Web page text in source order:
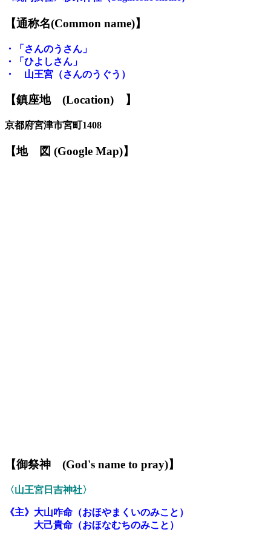
【通称名(Common name)】
・
「さんのうさん」
・
「ひよしさん」
・ 山王宮（さんのうぐう）
【鎮座地 (Location) 】
京都府宮津市宮町1408
【地 図 (Google Map)】
【御祭神 (God's name to pray)】
〈山王宮日吉神社〉
《主》 大山咋命（おほやまくいのみこと）
大己貴命（おほなむちのみこと）